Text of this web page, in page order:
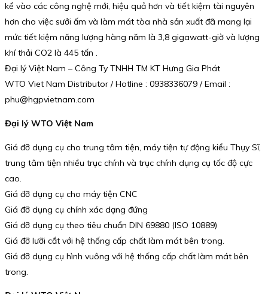
kể vào các công nghệ mới, hiệu quả hơn và tiết kiệm tài nguyên
hơn cho việc sưởi ấm và làm mát tòa nhà sản xuất đã mang lại
mức tiết kiệm năng lượng hàng năm là 3,8 gigawatt-giờ và lượng
khí thải CO2 là 445 tấn .
Đại lý Việt Nam – Công Ty TNHH TM KT Hưng Gia Phát
WTO Viet Nam Distributor / Hotline : 0938336079 / Email :
phu@hgpvietnam.com
Đại lý WTO Việt Nam
Giá đỡ dụng cụ cho trung tâm tiện, máy tiện tự động kiểu Thụy Sĩ,
trung tâm tiện nhiều trục chính và trục chính dụng cụ tốc độ cực
cao.
Giá đỡ dụng cụ cho máy tiện CNC
Giá đỡ dụng cụ chính xác dạng đứng
Giá đỡ dụng cụ theo tiêu chuẩn DIN 69880 (ISO 10889)
Giá đỡ lưỡi cắt với hệ thống cấp chất làm mát bên trong.
Giá đỡ dụng cụ hình vuông với hệ thống cấp chất làm mát bên
trong.